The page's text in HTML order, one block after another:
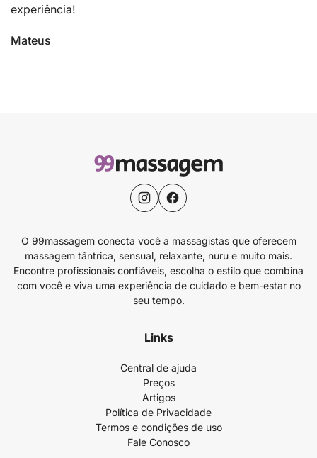
experiência!
Mateus
O 99massagem conecta você a massagistas que oferecem
massagem tântrica, sensual, relaxante, nuru e muito mais.
Encontre profissionais confiáveis, escolha o estilo que combina
com você e viva uma experiência de cuidado e bem-estar no
seu tempo.
Links
Central de ajuda
Preços
Artigos
Política de Privacidade
Termos e condições de uso
Fale Conosco